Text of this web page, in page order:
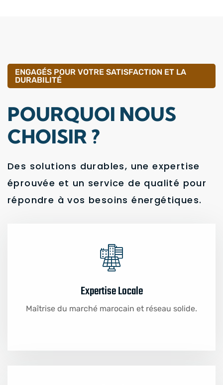
ENGAGÉS POUR VOTRE SATISFACTION ET LA
DURABILITÉ
POURQUOI NOUS
CHOISIR ?
Des solutions durables, une expertise
éprouvée et un service de qualité pour
répondre à vos besoins énergétiques.
Expertise Locale
Maîtrise du marché marocain et réseau solide.